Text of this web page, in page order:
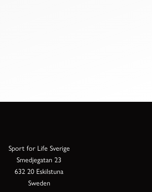
Sport for Life Sverige
Smedjegatan 23
632 20 Eskilstuna
Sweden